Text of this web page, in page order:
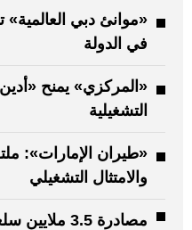
«موانئ دبي العالمية»
في الدولة
«المركزي» يمنح
التشغيلية
«طيران الإمارات»:
والامتثال التشغيلي
مصادرة 3.5 ملايين سلعة انتقائية مخالفة